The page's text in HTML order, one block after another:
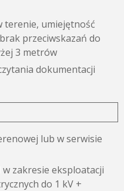
terenie, umiejętność
przeciwskazań do
3 metrów
dokumentacji
lub w serwisie
zakresie eksploatacji
do 1 kV +